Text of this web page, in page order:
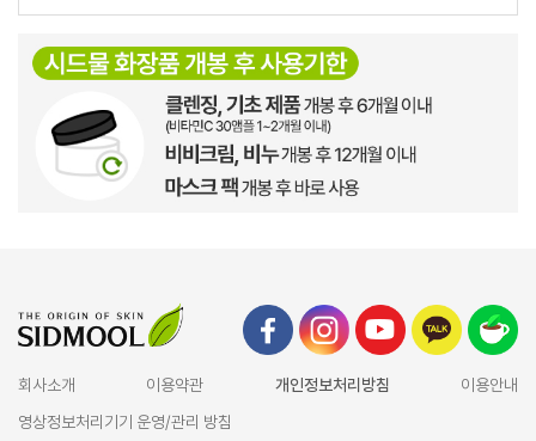
회사소개 이용약관 개인정보처리방침
이용안내
영상정보처리기기 운영/관리 방침